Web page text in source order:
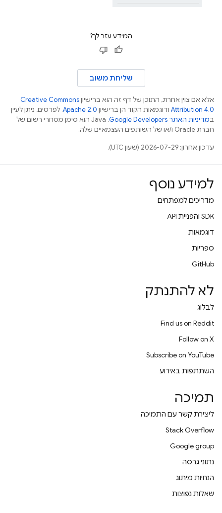
המידע עזר לך?
שליחת משוב
אלא אם צוין אחרת, התוכן של דף זה הוא ברישיוןCreative Commons
Attribution 4.0 ודוגמאות הקוד הן ברישיון Apache 2.0. לפרטים, ניתן לעיין
במדיניות האתר Google Developers‏
.‏ Java הוא סימן מסחרי רשום של
חברת Oracle ו/או של השותפים העצמאיים שלה.
עדכון אחרון: 2026-07-29 (שעון UTC).
למידע נוסף
מדריכים למפתחים
‫SDK והפניית API
דוגמאות
ספריות
GitHub
לא להתנתק
לבלוג
Find us on Reddit
Follow on X
Subscribe on YouTube
השתתפות באירוע
תמיכה
ליצירת קשר עם התמיכה
Stack Overflow
Google group
נתוני גרסה
הנחיות מיתוג
שאלות נפוצות